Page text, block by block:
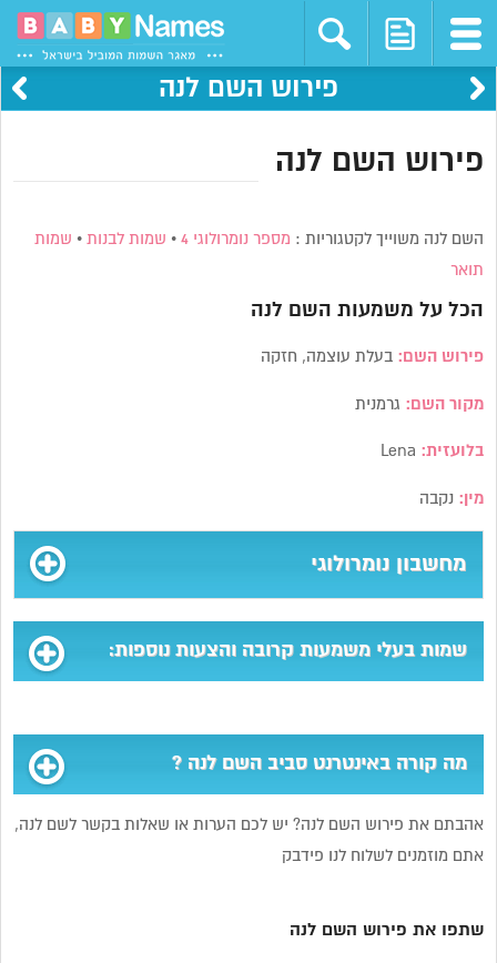
פירוש השם לנה
פירוש השם לנה
השם לנה משוייך לקטגוריות : מספר נומרולוגי 4 • שמות לבנות • שמות
תואר
הכל על משמעות השם לנה
פירוש השם: בעלת עוצמה, חזקה
מקור השם: גרמנית
בלועזית: Lena
מין: נקבה
מחשבון נומרולוגי
שמות בעלי משמעות קרובה והצעות נוספות:
מה קורה באינטרנט סביב השם לנה ?
אהבתם את פירוש השם לנה? יש לכם הערות או שאלות בקשר לשם לנה,
אתם מוזמנים לשלוח לנו פידבק
שתפו את פירוש השם לנה